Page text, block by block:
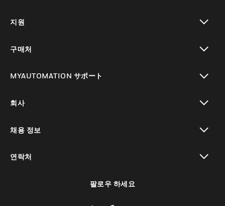
지원
구매처
MYAUTOMATION サポート
회사
채용 정보
연락처
팔로우 하세요